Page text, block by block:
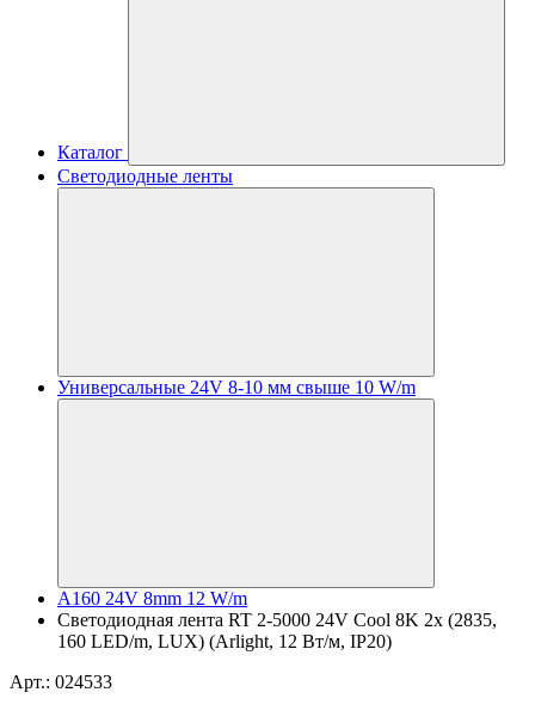
Каталог
Светодиодные ленты
Универсальные 24V 8-10 мм свыше 10 W/m
A160 24V 8mm 12 W/m
Светодиодная лента RT 2-5000 24V Cool 8K 2x (2835,
160 LED/m, LUX) (Arlight, 12 Вт/м, IP20)
Арт.: 024533